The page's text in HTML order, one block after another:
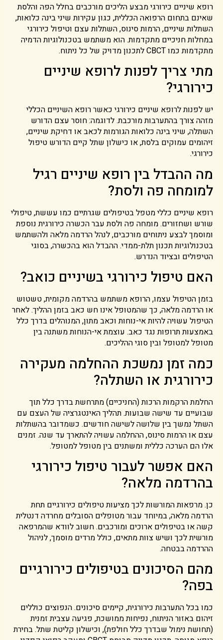
רופא שיניים כירורגי מבצע הליכים מורכבים בחלל הפה והלסת
שאינם בתחום הרפואה הכללית, כגון עקירות שיני בינה כלואות,
השתלות שיניים, הרמות סינוס, השתלות עצם וטיפול כירורגי
במחלות חניכיים מתקדמות. הוא משתמש בטכנולוגיות הדמיה
מתקדמות כמו CBCT לתכנון מדויק של כל ניתוח.
מתי צריך לפנות לרופא שיניים
כירורגי?
יש לפנות לרופא שיניים כירורגי כאשר רופא השיניים הכללי
מזהה צורך בהתערבות מורכבת. לדוגמה: חוסר עצם הדורש
השתלה, שיני בינה כלואות הגורמות לכאב או דחיקת שיניים,
זיהומים עמוקים בלסת, או כישלון שתל קיים הדורש טיפול
כירורגי.
מה ההבדל בין רופא שיניים רגיל
למומחה פה ולסת?
רופא שיניים כללי מטפל בטיפולים שגרתיים כמו עששת, טיפולי
שורש ושחזורים. מומחה פה ולסת עבר הכשרה כירורגית נוספת
ומוסמך לבצע ניתוחים מורכבים, לנהל הרדמה מלאה ולהשתמש
בטכנולוגיות תכנון תלת-ממדי. ההבדל הוא בהכשרה, בסוגי
הטיפולים ובציוד הנדרש.
האם טיפול כירורגי בשיניים כואב?
בזמן הטיפול עצמו, הרופא משתמש בהרדמה מקומית, טשטוש
או הרדמה מלאה, כך שהמטופל אינו חש כאב בזמן ההליך. לאחר
הטיפול עשויה להיות אי-נוחות וכאב מתון, המנוהלים בדרך כלל
באמצעות תרופות נגד כאב. עוצמת אי-הנוחות משתנה בין
מטופל למטופל ובין סוגי ההליכים.
כמה זמן נמשכת ההחלמה מעקירה
כירורגית או השתלה?
החלמת הרקמות הרכות (החניכיים) מתרחשת בדרך כלל תוך
שבועיים עד שישה שבועות. תהליך האינטגרציה של העצם עם
השתל נמשך בין שלושה לשישה חודשים. כשמדובר בהשתלות
עצם או הרמות סינוס, ההחלמה עשויה להתארך עד שנה. זמנים
אלו הם הערכה כללית ומשתנים בין מטופל למטופל.
האם אפשר לעבור טיפול כירורגי
בהרדמה מלאה?
כן. מרפאות המורשות לכך מציעות טיפולים כירורגיים תחת
הרדמה מלאה, במיוחד עבור מטופלים הסובלים מחרדה דנטלית
קשה או בטיפולים ארוכים ומורכבים. חשוב לוודא שהמרפאה
מורשית לכך ושיש צוות מתאים, כולל מרדים מוסמך, לניהול
ההרדמה בבטחה.
מהם הסיכונים בטיפולים כירורגיים
בפה?
כמו בכל התערבות כירורגית, קיימים סיכונים. הנפוצים כוללים
זיהום באזור הניתוח, נפיחות ממושכת, פגיעה עצבית זמנית
(תחושת נימול שבדרך כלל חולפת), וכישלון קליטת שתל. בחירת